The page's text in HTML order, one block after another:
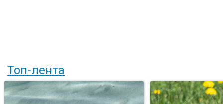
Топ-лента